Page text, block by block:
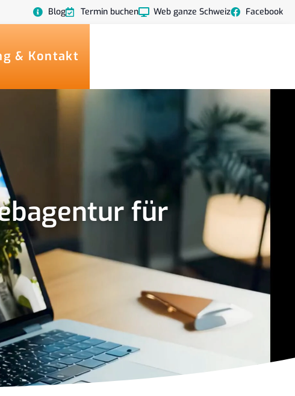
Blog Termin buchen Web ganze Schweiz Facebook
& Kontakt
für